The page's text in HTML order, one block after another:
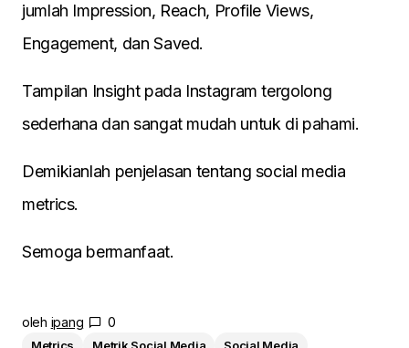
jumlah Impression, Reach, Profile Views,
Engagement, dan Saved.
Tampilan Insight pada Instagram tergolong
sederhana dan sangat mudah untuk di pahami.
Demikianlah penjelasan tentang social media
metrics.
Semoga bermanfaat.
oleh ipang 0
Metrics Metrik Social Media
Social Media